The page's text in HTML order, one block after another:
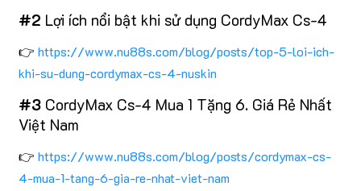
#2 Lợi ích nổi bật khi sử dụng CordyMax Cs-4
👉 https://www.nu88s.com/blog/posts/top-5-loi-ich-
khi-su-dung-cordymax-cs-4-nuskin
#3 CordyMax Cs-4 Mua 1 Tặng 6. Giá Rẻ Nhất
Việt Nam
👉 https://www.nu88s.com/blog/posts/cordymax-cs-
4-mua-1-tang-6-gia-re-nhat-viet-nam